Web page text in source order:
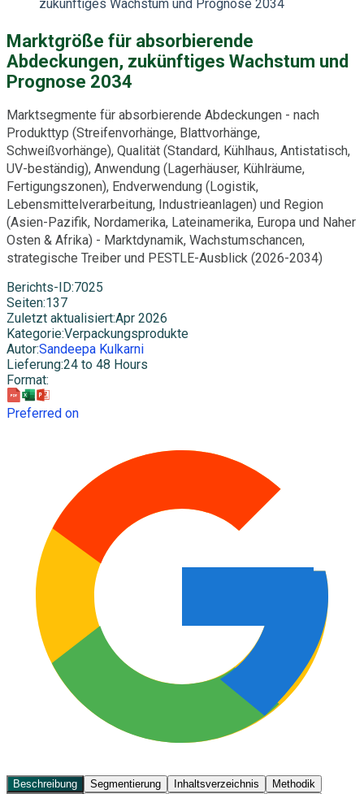
zukünftiges Wachstum und Prognose 2034
Marktgröße für absorbierende
Abdeckungen, zukünftiges Wachstum und
Prognose 2034
Marktsegmente für absorbierende Abdeckungen - nach
Produkttyp (Streifenvorhänge, Blattvorhänge,
Schweißvorhänge), Qualität (Standard, Kühlhaus, Antistatisch,
UV-beständig), Anwendung (Lagerhäuser, Kühlräume,
Fertigungszonen), Endverwendung (Logistik,
Lebensmittelverarbeitung, Industrieanlagen) und Region
(Asien-Pazifik, Nordamerika, Lateinamerika, Europa und Naher
Osten & Afrika) - Marktdynamik, Wachstumschancen,
strategische Treiber und PESTLE-Ausblick (2026-2034)
Berichts-ID:7025
Seiten:137
Zuletzt aktualisiert:Apr 2026
Kategorie:Verpackungsprodukte
Autor:Sandeepa Kulkarni
Lieferung:24 to 48 Hours
Format:
Preferred on
Beschreibung Segmentierung Inhaltsverzeichnis
Methodik